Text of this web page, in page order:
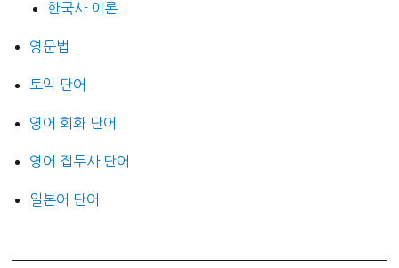
한국사 이론
영문법
토익 단어
영어 회화 단어
영어 접두사 단어
일본어 단어